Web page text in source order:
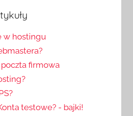
w hostingu
firmowa
testowe? - bajki!